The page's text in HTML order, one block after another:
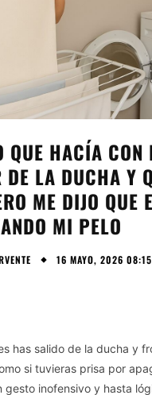
QUE HACÍA
LA DUCHA Y
ME DIJO QUE
MI PELO
16 MAYO, 2026 08:15
has salido de la ducha y
si tuvieras prisa por
gesto inofensivo y hasta